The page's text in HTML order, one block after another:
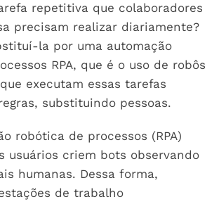
repetitiva que colaboradores
precisam realizar diariamente?
la por uma automação
RPA, que é o uso de robôs
executam essas tarefas
substituindo pessoas.
robótica de processos (RPA)
usuários criem bots observando
humanas. Dessa forma,
de trabalho